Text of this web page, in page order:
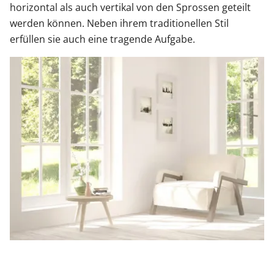
horizontal als auch vertikal von den Sprossen geteilt
werden können. Neben ihrem traditionellen Stil
erfüllen sie auch eine tragende Aufgabe.